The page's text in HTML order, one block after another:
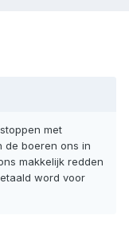
met
de boeren ons in
makkelijk redden
word voor